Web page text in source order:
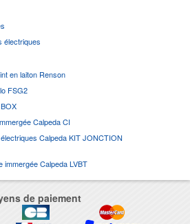
électriques
en laiton Renson
FSG2
Calpeda CI
Calpeda KIT JONCTION
immergée Calpeda LVBT
de paiement